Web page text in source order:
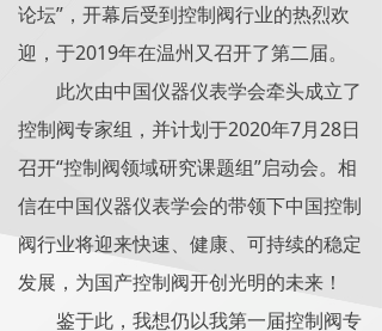
论坛”，开幕后受到控制阀行业的热烈欢
迎，于2019年在温州又召开了第二届。
此次由中国仪器仪表学会牵头成立了
控制阀专家组，并计划于2020年7月28日
召开“控制阀领域研究课题组”启动会。相
信在中国仪器仪表学会的带领下中国控制
阀行业将迎来快速、健康、可持续的稳定
发展，为国产控制阀开创光明的未来！
鉴于此，我想仍以我第一届控制阀专